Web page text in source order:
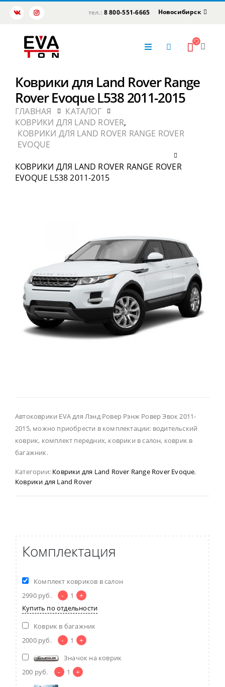
тел.: 8 800-551-6665 Новосибирск
Коврики для Land Rover Range
Rover Evoque L538 2011-2015
ГЛАВНАЯ
КАТАЛОГ
КОВРИКИ ДЛЯ LAND ROVER,
КОВРИКИ ДЛЯ LAND ROVER RANGE ROVER
EVOQUE
КОВРИКИ ДЛЯ LAND ROVER RANGE ROVER
EVOQUE L538 2011-2015
Автоковрики EVA для Лэнд Ровер Рэнж Ровер Эвок 2011-
2015, можно приобрести в комплектации: водительский
коврик, комплект передних, коврики в салон, коврик в
багажник.
Категории: Коврики для Land Rover Range Rover Evoque,
Коврики для Land Rover
Комплектация
Комплект ковриков в салон
2990 руб. - 1 +
Купить по отдельности
Коврик в багажник
2000 руб. - 1 +
Значок на коврик
200 руб. - 1 +